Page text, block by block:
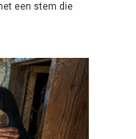
een stem die